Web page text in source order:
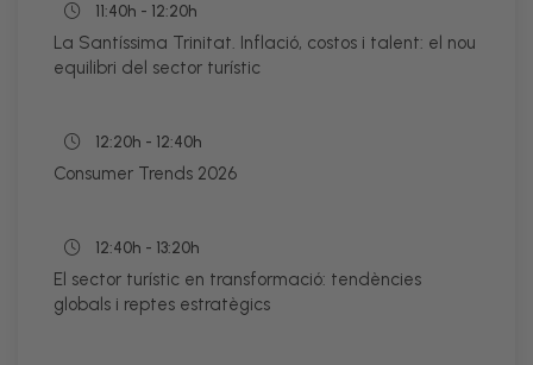
11:40h - 12:20h
La Santíssima Trinitat. Inflació, costos i talent: el nou
equilibri del sector turístic
12:20h - 12:40h
Consumer Trends 2026
12:40h - 13:20h
El sector turístic en transformació: tendències
globals i reptes estratègics